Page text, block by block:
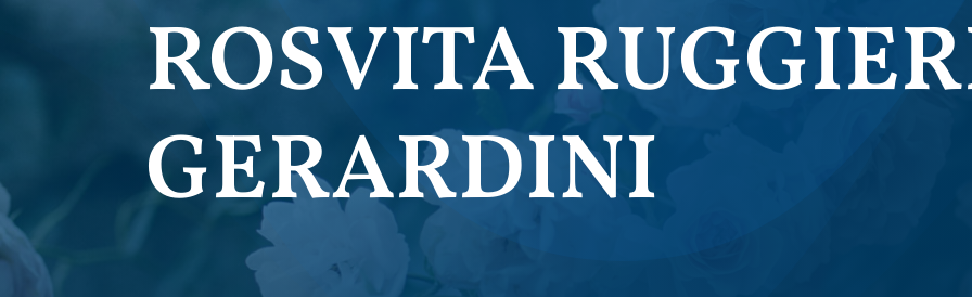
ROSVITA
GERARDINI